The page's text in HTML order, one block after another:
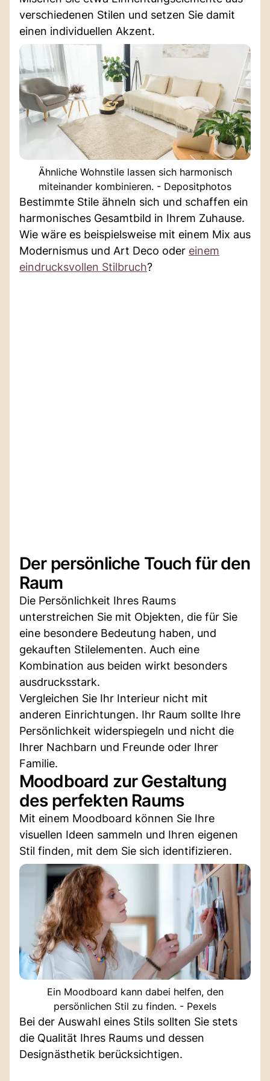
verschiedenen Stilen und setzen Sie damit
einen individuellen Akzent.
Ähnliche Wohnstile lassen sich harmonisch
miteinander kombinieren. - Depositphotos
Bestimmte Stile ähneln sich und schaffen ein
harmonisches Gesamtbild in Ihrem Zuhause.
Wie wäre es beispielsweise mit einem Mix aus
Modernismus und Art Deco oder einem
eindrucksvollen Stilbruch?
Der persönliche Touch für den
Raum
Die Persönlichkeit Ihres Raums
unterstreichen Sie mit Objekten, die für Sie
eine besondere Bedeutung haben, und
gekauften Stilelementen. Auch eine
Kombination aus beiden wirkt besonders
ausdrucksstark.
Vergleichen Sie Ihr Interieur nicht mit
anderen Einrichtungen. Ihr Raum sollte Ihre
Persönlichkeit widerspiegeln und nicht die
Ihrer Nachbarn und Freunde oder Ihrer
Familie.
Moodboard zur Gestaltung
des perfekten Raums
Mit einem Moodboard können Sie Ihre
visuellen Ideen sammeln und Ihren eigenen
Stil finden, mit dem Sie sich identifizieren.
Ein Moodboard kann dabei helfen, den
persönlichen Stil zu finden. - Pexels
Bei der Auswahl eines Stils sollten Sie stets
die Qualität Ihres Raums und dessen
Designästhetik berücksichtigen.